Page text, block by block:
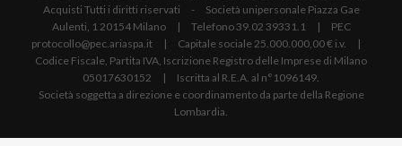
Acquisti Tutti i diritti riservati - Società unipersonale Piazza Gae
Aulenti, 1 20154 Milano | Telefono 39.02 39331.1 | PEC
protocollo@pec.ariaspa.it | Capitale sociale 25.000.000,00 € i.v. |
Codice Fiscale, Partita IVA, Iscrizione Registro delle Imprese di Milano
05017630152 | Iscritta al R.E.A. al n°1096149.
Società soggetta a direzione e coordinamento da parte della Regione
Lombardia.